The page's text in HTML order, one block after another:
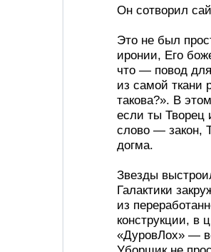
Он сотворил
Это не был
иронии, Его
что — повод
из самой ткани
такова?». В
если ты Творец
слово — закон,
догма.
Звезды
Галактики
из
конструкции, в
«ДуровЛох» —